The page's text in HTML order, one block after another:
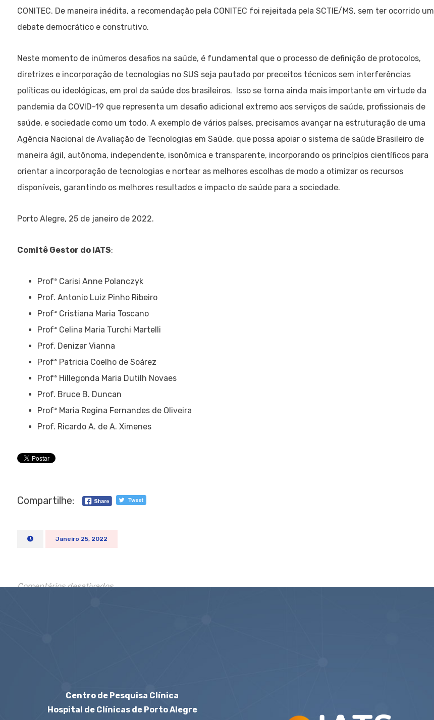
CONITEC. De maneira inédita, a recomendação pela CONITEC foi rejeitada pela SCTIE/MS, sem ter ocorrido um
debate democrático e construtivo.
Neste momento de inúmeros desafios na saúde, é fundamental que o processo de definição de protocolos,
diretrizes e incorporação de tecnologias no SUS seja pautado por preceitos técnicos sem interferências
políticas ou ideológicas, em prol da saúde dos brasileiros. Isso se torna ainda mais importante em virtude da
pandemia da COVID-19 que representa um desafio adicional extremo aos serviços de saúde, profissionais de
saúde, e sociedade como um todo. A exemplo de vários países, precisamos avançar na estruturação de uma
Agência Nacional de Avaliação de Tecnologias em Saúde, que possa apoiar o sistema de saúde Brasileiro de
maneira ágil, autônoma, independente, isonômica e transparente, incorporando os princípios científicos para
orientar a incorporação de tecnologias e nortear as melhores escolhas de modo a otimizar os recursos
disponíveis, garantindo os melhores resultados e impacto de saúde para a sociedade.
Porto Alegre, 25 de janeiro de 2022.
Comitê Gestor do IATS:
Profª Carisi Anne Polanczyk
Prof. Antonio Luiz Pinho Ribeiro
Profª Cristiana Maria Toscano
Profª Celina Maria Turchi Martelli
Prof. Denizar Vianna
Profª Patricia Coelho de Soárez
Profª Hillegonda Maria Dutilh Novaes
Prof. Bruce B. Duncan
Profª Maria Regina Fernandes de Oliveira
Prof. Ricardo A. de A. Ximenes
Compartilhe:
Janeiro 25, 2022
Comentários desativados
Centro de Pesquisa Clínica
Hospital de Clínicas de Porto Alegre